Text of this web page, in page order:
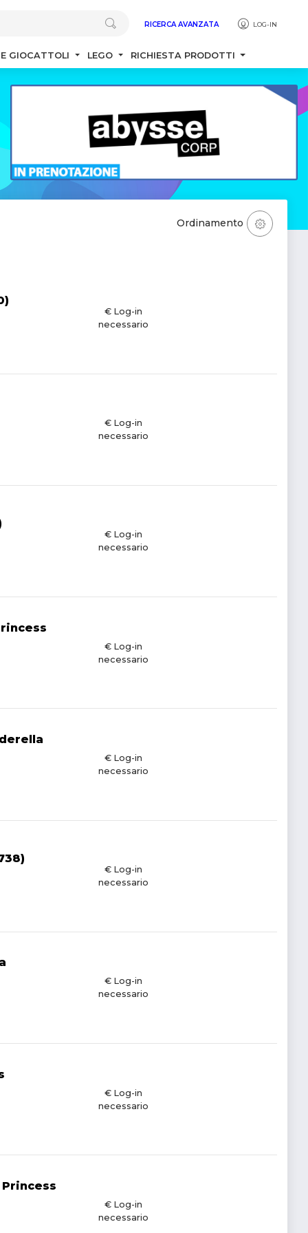
RICERCA AVANZATA LOG-IN
GIOCATTOLI LEGO RICHIESTA PRODOTTI
Ordinamento
€ Log-in
necessario
€ Log-in
necessario
€ Log-in
necessario
€ Log-in
necessario
€ Log-in
necessario
€ Log-in
necessario
€ Log-in
necessario
€ Log-in
necessario
€ Log-in
necessario